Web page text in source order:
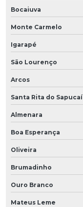
Bocaiuva
Monte Carmelo
Igarapé
São Lourenço
Arcos
Santa Rita do Sapucaí
Almenara
Boa Esperança
Oliveira
Brumadinho
Ouro Branco
Mateus Leme